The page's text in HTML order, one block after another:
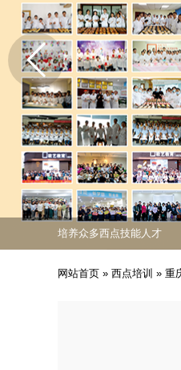
免费课程活动出炉
专业西点技能职业培训
培养众多西点技能人才
免费课程活动出炉
专业西点技能职业培训
网站首页 » 西点培训 » 重